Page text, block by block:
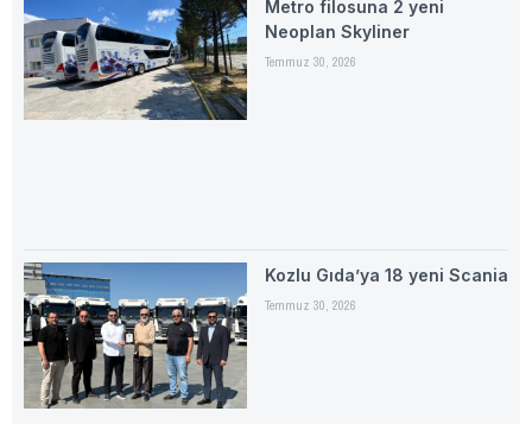
Metro filosuna 2 yeni
Neoplan Skyliner
Temmuz 30, 2026
Kozlu Gıda’ya 18 yeni Scania
Temmuz 30, 2026